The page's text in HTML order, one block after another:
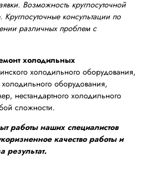
Возможность круглосуточной
Круглосуточные консультации по
различных проблем с
холодильных
холодильного оборудования,
холодильного оборудования,
нестандартного холодильного
сложности.
работы наших специалистов
качество работы и
результат.